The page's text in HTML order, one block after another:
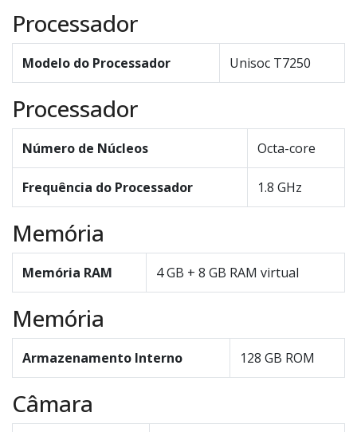
Processador
Modelo do Processador Unisoc T7250
Processador
Número de Núcleos Octa-core
Frequência do Processador 1.8 GHz
Memória
Memória RAM 4 GB + 8 GB RAM virtual
Memória
Armazenamento Interno 128 GB ROM
Câmara